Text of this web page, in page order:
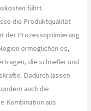
führt.
die Produktqualität
der Prozessoptimierung
ermöglichen es,
die schneller und
Dadurch lassen
auch die
Kombination aus